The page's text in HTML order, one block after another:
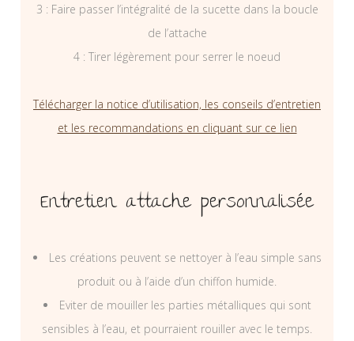
3 : Faire passer l’intégralité de la sucette dans la boucle
de l’attache
4 : Tirer légèrement pour serrer le noeud
Télécharger la notice d’utilisation, les conseils d’entretien
et les recommandations en cliquant sur ce lien
Entretien attache personnalisée
Les créations peuvent se nettoyer à l’eau simple sans
produit ou à l’aide d’un chiffon humide.
Eviter de mouiller les parties métalliques qui sont
sensibles à l’eau, et pourraient rouiller avec le temps.